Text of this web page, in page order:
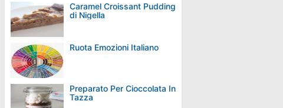
Caramel Croissant Pudding
di Nigella
Ruota Emozioni Italiano
Preparato Per Cioccolata In
Tazza